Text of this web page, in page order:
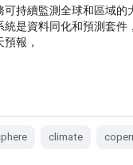
可持續監測全球和區域的
統是資料同化和預測套件
報，
climate